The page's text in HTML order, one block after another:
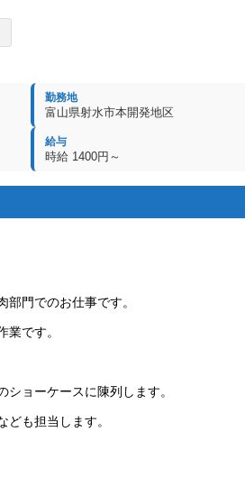
勤務地
富山県射水市本開発地区
給与
時給 1400円～
門でのお仕事です。
です。
ョーケースに陳列します。
も担当します。